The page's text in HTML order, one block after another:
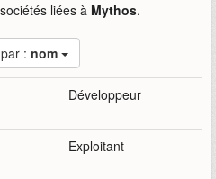
liées à Mythos.
: nom
Développeur
Exploitant